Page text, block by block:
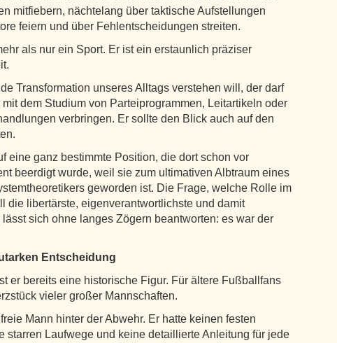
mitfiebern, nächtelang über taktische Aufstellungen
feiern und über Fehlentscheidungen streiten.
als nur ein Sport. Er ist ein erstaunlich präziser
Transformation unseres Alltags verstehen will, der darf
dem Studium von Parteiprogrammen, Leitartikeln oder
verbringen. Er sollte den Blick auch auf den
eine ganz bestimmte Position, die dort schon vor
beerdigt wurde, weil sie zum ultimativen Albtraum eines
geworden ist. Die Frage, welche Rolle im
die libertärste, eigenverantwortlichste und damit
sich ohne langes Zögern beantworten: es war der
Entscheidung
er bereits eine historische Figur. Für ältere Fußballfans
vieler großer Mannschaften.
Mann hinter der Abwehr. Er hatte keinen festen
starren Laufwege und keine detaillierte Anleitung für jede